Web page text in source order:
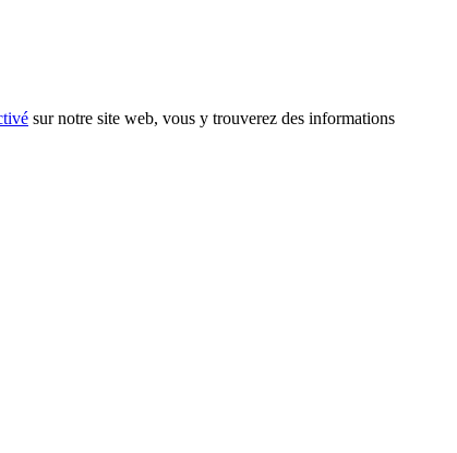
sur notre site web, vous y trouverez des informations